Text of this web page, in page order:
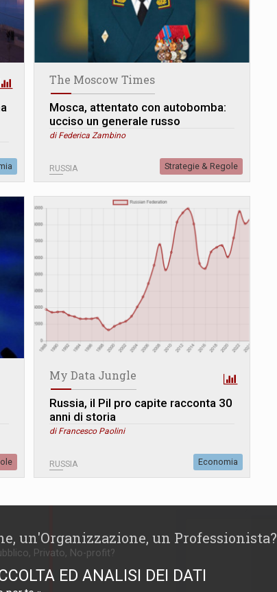
The Moscow Times
Mosca, attentato con autobomba:
ucciso un generale russo
di Federica Zambino
RUSSIA Strategie & Regole
My Data Jungle
Russia, il Pil pro capite racconta 30
anni di storia
di Francesco Paolini
RUSSIA Economia
un'Organizzazione, un Professionista?
Privato, No-profit?
ED ANALISI DEI DATI